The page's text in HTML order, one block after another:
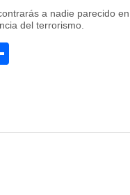
a nadie parecido
del terrorismo.